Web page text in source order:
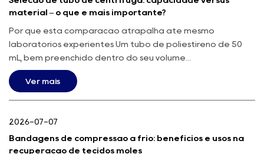
material – o que é mais importante?
Por que esta comparação atrapalha até mesmo
laboratórios experientes Um tubo de poliestireno de 50
mL, bem preenchido dentro do seu volume...
Ver mais
2026-07-07
Bandagens de compressão a frio: benefícios e usos na
recuperação de tecidos moles